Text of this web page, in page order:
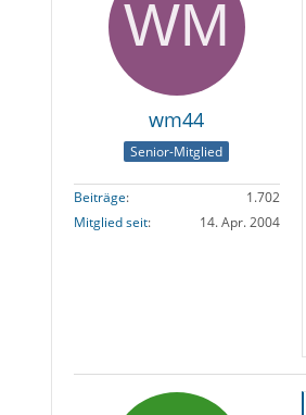
wm44
Senior-Mitglied
Beiträge
1.702
Mitglied seit
14. Apr. 2004